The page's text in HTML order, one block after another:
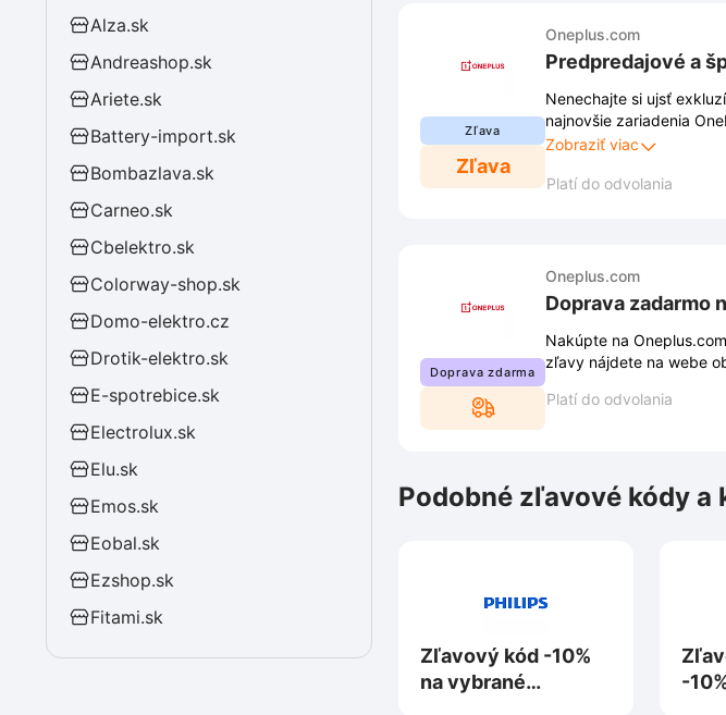
Alza.sk
Andreashop.sk
Ariete.sk
Battery-import.sk
Bombazlava.sk
Carneo.sk
Cbelektro.sk
Colorway-shop.sk
Domo-elektro.cz
Drotik-elektro.sk
E-spotrebice.sk
Electrolux.sk
Elu.sk
Emos.sk
Eobal.sk
Ezshop.sk
Fitami.sk
Zľava
Zľava
Oneplus.com
Predpredajové a
Nenechajte si ujsť
najnovšie zariadenia
prvými, ktorí si užijú
Zobraziť viac
Platí do odvolania
Doprava zdarma
Oneplus.com
Doprava zadarmo
Nakúpte na
zľavy nájdete na webe
Platí do odvolania
Podobné zľavové kódy a
Zľavový kód -10%
na vybrané
-